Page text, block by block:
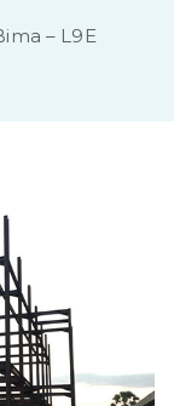
– L9E